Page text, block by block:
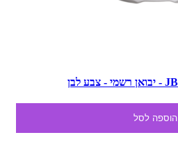
הוספה לסל